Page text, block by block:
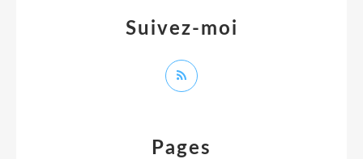
Pages
Suivez-moi